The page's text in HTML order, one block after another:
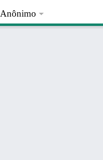
Anônimo